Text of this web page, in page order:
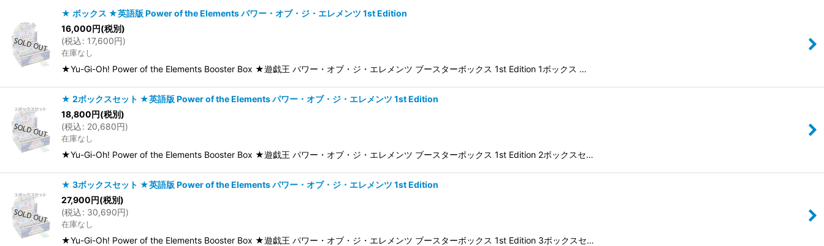
並び順
絞り込む
★ ボックス ★英語版 Power of the Elements パワー・オブ・ジ・エレメンツ 1st Edition
16,000円(税別)
(税込: 17,600円)
在庫なし
★Yu-Gi-Oh! Power of the Elements Booster Box ★遊戯王 パワー・オブ・ジ・エレメンツ ブースターボックス 1st Edition 1ボックス …
★ 2ボックスセット ★英語版 Power of the Elements パワー・オブ・ジ・エレメンツ 1st Edition
18,800円(税別)
(税込: 20,680円)
在庫なし
★Yu-Gi-Oh! Power of the Elements Booster Box ★遊戯王 パワー・オブ・ジ・エレメンツ ブースターボックス 1st Edition 2ボックスセ…
★ 3ボックスセット ★英語版 Power of the Elements パワー・オブ・ジ・エレメンツ 1st Edition
27,900円(税別)
(税込: 30,690円)
在庫なし
★Yu-Gi-Oh! Power of the Elements Booster Box ★遊戯王 パワー・オブ・ジ・エレメンツ ブースターボックス 1st Edition 3ボックスセ…